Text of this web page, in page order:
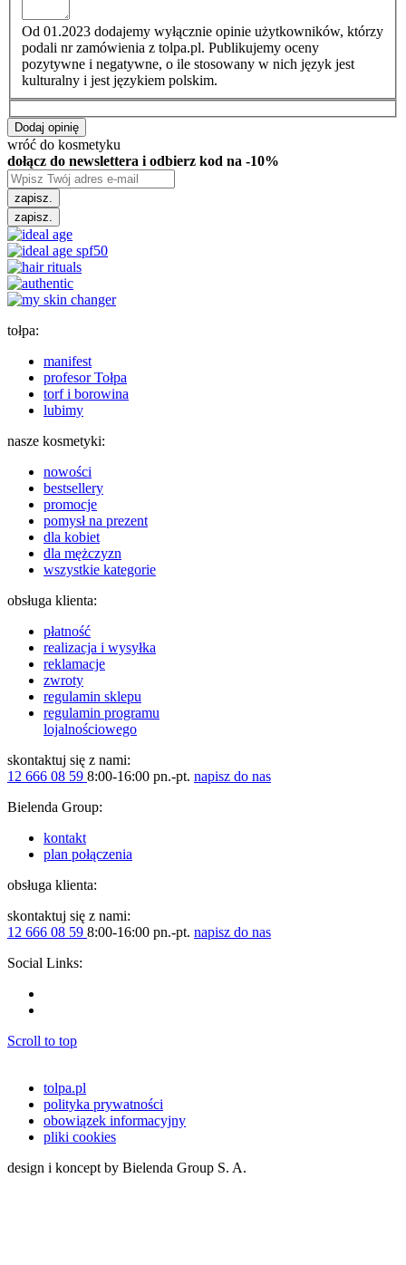
Od 01.2023 dodajemy wyłącznie opinie użytkowników, którzy
podali nr zamówienia z tolpa.pl. Publikujemy oceny
pozytywne i negatywne, o ile stosowany w nich język jest
kulturalny i jest językiem polskim.
Dodaj opinię
wróć do kosmetyku
dołącz do newslettera i odbierz kod na -10%
zapisz.
zapisz.
tołpa:
manifest
profesor Tołpa
torf i borowina
lubimy
nasze kosmetyki:
nowości
bestsellery
promocje
pomysł na prezent
dla kobiet
dla mężczyzn
wszystkie kategorie
obsługa klienta:
płatność
realizacja i wysyłka
reklamacje
zwroty
regulamin sklepu
regulamin programu
lojalnościowego
skontaktuj się z nami:
12 666 08 59 8:00-16:00 pn.-pt. napisz do nas
Bielenda Group:
kontakt
plan połączenia
obsługa klienta:
skontaktuj się z nami:
12 666 08 59 8:00-16:00 pn.-pt. napisz do nas
Social Links:
Scroll to top
tolpa.pl
polityka prywatności
obowiązek informacyjny
pliki cookies
design i koncept by Bielenda Group S. A.